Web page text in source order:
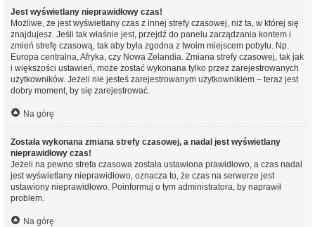
Jest wyświetlany nieprawidłowy czas!
Możliwe, że jest wyświetlany czas z innej strefy czasowej, niż ta, w której się
znajdujesz. Jeśli tak właśnie jest, przejdź do panelu zarządzania kontem i
zmień strefę czasową, tak aby była zgodna z twoim miejscem pobytu. Np.
Europa centralna, Afryka, czy Nowa Zelandia. Zmiana strefy czasowej, tak jak
i większości ustawień, może zostać wykonana tylko przez zarejestrowanych
użytkowników. Jeżeli nie jesteś zarejestrowanym użytkownikiem – teraz jest
dobry moment, by się zarejestrować.
Na górę
Została wykonana zmiana strefy czasowej, a nadal jest wyświetlany
nieprawidłowy czas!
Jeżeli na pewno strefa czasowa została ustawiona prawidłowo, a czas nadal
jest wyświetlany nieprawidłowo, oznacza to, że czas na serwerze jest
ustawiony nieprawidłowo. Poinformuj o tym administratora, by naprawił
problem.
Na górę